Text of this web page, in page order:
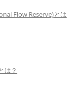
Flow Reserve)とは
は？